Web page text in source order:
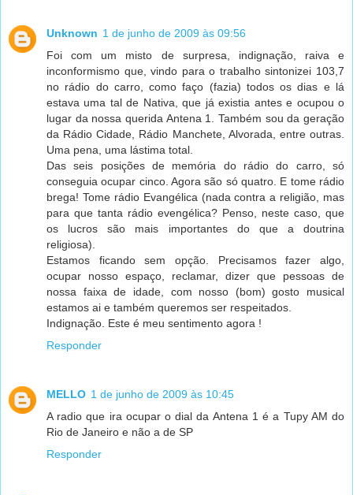
Unknown 1 de junho de 2009 às 09:56
Foi com um misto de surpresa, indignação, raiva e
inconformismo que, vindo para o trabalho sintonizei 103,7
no rádio do carro, como faço (fazia) todos os dias e lá
estava uma tal de Nativa, que já existia antes e ocupou o
lugar da nossa querida Antena 1. Também sou da geração
da Rádio Cidade, Rádio Manchete, Alvorada, entre outras.
Uma pena, uma lástima total.
Das seis posições de memória do rádio do carro, só
conseguia ocupar cinco. Agora são só quatro. E tome rádio
brega! Tome rádio Evangélica (nada contra a religião, mas
para que tanta rádio evengélica? Penso, neste caso, que
os lucros são mais importantes do que a doutrina
religiosa).
Estamos ficando sem opção. Precisamos fazer algo,
ocupar nosso espaço, reclamar, dizer que pessoas de
nossa faixa de idade, com nosso (bom) gosto musical
estamos ai e também queremos ser respeitados.
Indignação. Este é meu sentimento agora !
Responder
MELLO 1 de junho de 2009 às 10:45
A radio que ira ocupar o dial da Antena 1 é a Tupy AM do
Rio de Janeiro e não a de SP
Responder